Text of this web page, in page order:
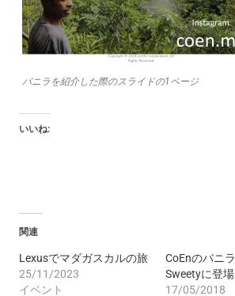
バニラを紹介した際のスライドの1ページ
いいね:
関連
Lexusでマダガスカルの旅
25/11/2023
イベント
CoEnのバニ
Sweetyに登場
17/05/2018